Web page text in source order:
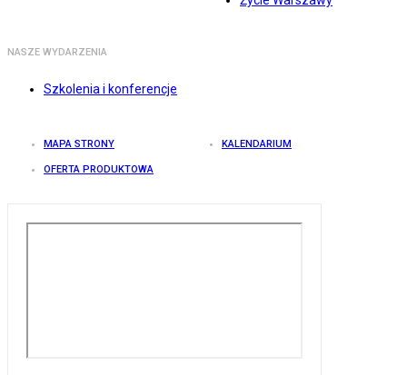
NASZE WYDARZENIA
Szkolenia i konferencje
MAPA STRONY KALENDARIUM
OFERTA PRODUKTOWA